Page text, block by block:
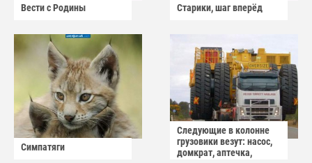
Вести с Родины Старики, шаг вперёд
Симпатяги
Следующие в колонне
грузовики везут: насос,
домкрат, аптечка,